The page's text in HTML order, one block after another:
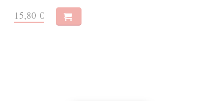
15,80 €